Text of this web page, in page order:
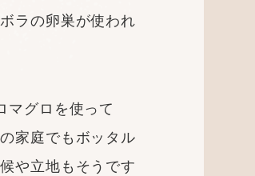
ラの卵巣が使われ
マグロを使って
家庭でもボッタル
や立地もそうです